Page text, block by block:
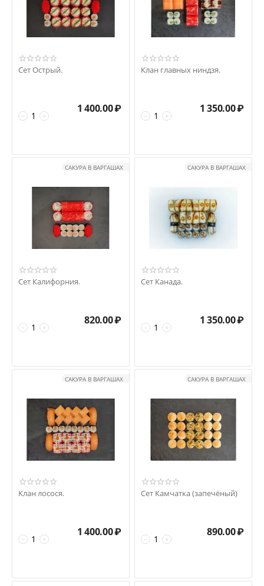
Сет Острый.
+
−
1 400.00₽
Клан главных ниндзя.
+
−
1 350.00₽
САКУРА В ВАРГАШАХ
Сет Калифорния.
+
−
820.00₽
САКУРА В ВАРГАШАХ
Сет Канада.
+
−
1 350.00₽
САКУРА В ВАРГАШАХ
Клан лосося.
+
−
1 400.00₽
САКУРА В ВАРГАШАХ
Сет Камчатка (запечёный)
+
−
890.00₽